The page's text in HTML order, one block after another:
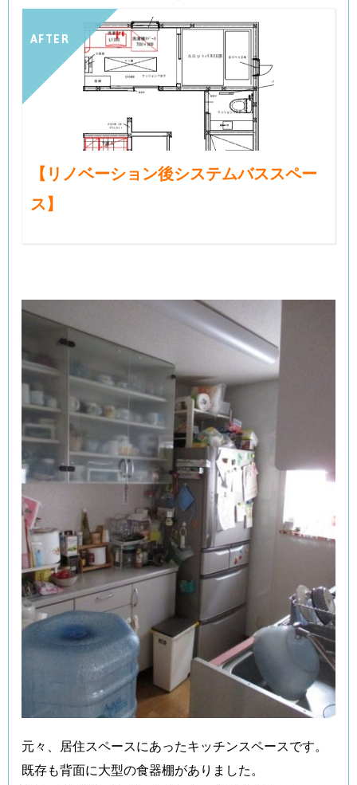
AFTER
【リノベーション後システムバススペー
ス】
元々、居住スペースにあったキッチンスペースです。
既存も背面に大型の食器棚がありました。